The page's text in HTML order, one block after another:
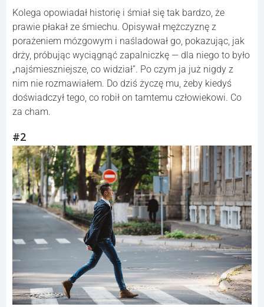
Kolega opowiadał historię i śmiał się tak bardzo, że
prawie płakał ze śmiechu. Opisywał mężczyznę z
porażeniem mózgowym i naśladował go, pokazując, jak
drży, próbując wyciągnąć zapalniczkę — dla niego to było
„najśmieszniejsze, co widział”. Po czym ja już nigdy z
nim nie rozmawiałem. Do dziś życzę mu, żeby kiedyś
doświadczył tego, co robił on tamtemu człowiekowi. Co
za cham.
#2